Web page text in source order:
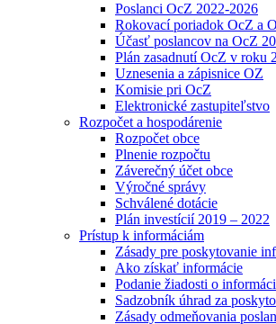
Poslanci OcZ 2022-2026
Rokovací poriadok OcZ a
Účasť poslancov na OcZ
Plán zasadnutí OcZ v roku
Uznesenia a zápisnice OZ
Komisie pri OcZ
Elektronické zastupiteľstvo
Rozpočet a hospodárenie
Rozpočet obce
Plnenie rozpočtu
Záverečný účet obce
Výročné správy
Schválené dotácie
Plán investícií 2019 – 2022
Prístup k informáciám
Zásady pre poskytovanie
Ako získať informácie
Podanie žiadosti o
Sadzobník úhrad za
Zásady odmeňovania